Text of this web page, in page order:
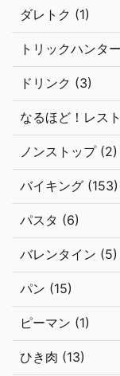
ダレトク (1)
トリックハンタ
ドリンク (3)
なるほど！レス
ノンストップ (2)
バイキング (153)
パスタ (6)
バレンタイン (5)
パン (15)
ピーマン (1)
ひき肉 (13)